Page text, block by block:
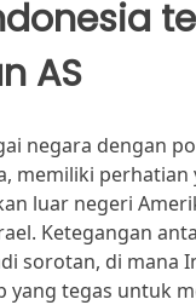
AS
negara dengan
memiliki perhatian
luar negeri
Ketegangan
sorotan, di mana
yang tegas untuk